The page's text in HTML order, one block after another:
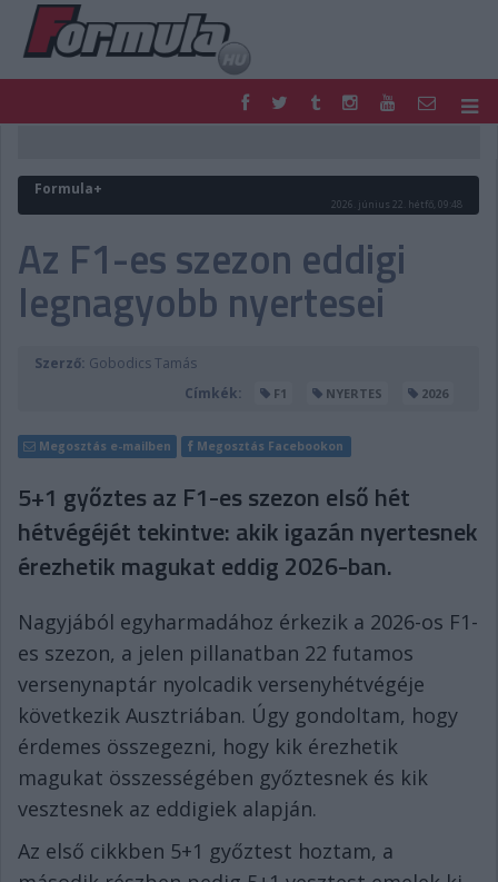
FORMULA
MOTOR
PODCAST
SHOP
LIVE
TIPPJÁTÉK
DIGITÁLIS MAGAZIN
PONTÁLLÁSOK
Formula+
2026. június 22. hétfő, 09:48
Az F1-es szezon eddigi
legnagyobb nyertesei
Szerző: Gobodics Tamás
Címkék:
F1 NYERTES 2026
Megosztás e-mailben Megosztás Facebookon
5+1 győztes az F1-es szezon első hét
hétvégéjét tekintve: akik igazán nyertesnek
érezhetik magukat eddig 2026-ban.
Nagyjából egyharmadához érkezik a 2026-os F1-
es szezon, a jelen pillanatban 22 futamos
versenynaptár nyolcadik versenyhétvégéje
következik Ausztriában. Úgy gondoltam, hogy
érdemes összegezni, hogy kik érezhetik
magukat összességében győztesnek és kik
vesztesnek az eddigiek alapján.
Az első cikkben 5+1 győztest hoztam, a